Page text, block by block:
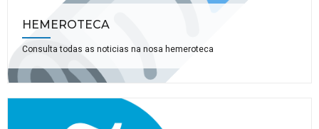
HEMEROTECA
Consulta todas as noticias na nosa hemeroteca